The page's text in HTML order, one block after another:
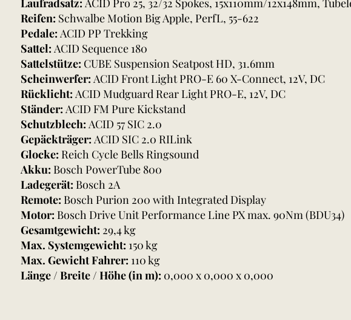
Reifen: Schwalbe Motion Big Apple, PerfL, 55-622
Pedale: ACID PP Trekking
Sattel: ACID Sequence 180
Sattelstütze: CUBE Suspension Seatpost HD, 31.6mm
Scheinwerfer: ACID Front Light PRO-E 60 X-Connect, 12V, DC
Rücklicht: ACID Mudguard Rear Light PRO-E, 12V, DC
Ständer: ACID FM Pure Kickstand
Schutzblech: ACID 57 SIC 2.0
Gepäckträger: ACID SIC 2.0 RILink
Glocke: Reich Cycle Bells Ringsound
Akku: Bosch PowerTube 800
Ladegerät: Bosch 2A
Remote: Bosch Purion 200 with Integrated Display
Motor: Bosch Drive Unit Performance Line PX max. 90Nm (BDU34)
Gesamtgewicht: 29,4 kg
Max. Systemgewicht: 150 kg
Max. Gewicht Fahrer: 110 kg
Länge / Breite / Höhe (in m): 0,000 x 0,000 x 0,000